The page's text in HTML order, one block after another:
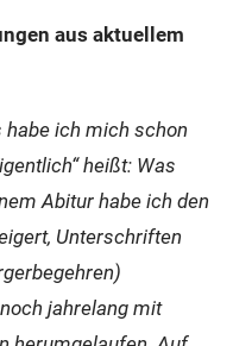
aus aktuellem
habe ich mich schon
heißt: Was
Abitur habe ich den
Unterschriften
jahrelang mit